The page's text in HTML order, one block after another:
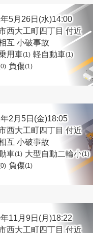
5月26日(水)14:00
西大工町四丁目 付近
互 小破事故
用車(1) 軽自動車(1)
負傷(1)
2月5日(金)18:05
西大工町四丁目 付近
互 小破事故
車(1) 大型自動二輪小(1)
負傷(1)
11月9日(月)18:22
西大工町四丁目 付近